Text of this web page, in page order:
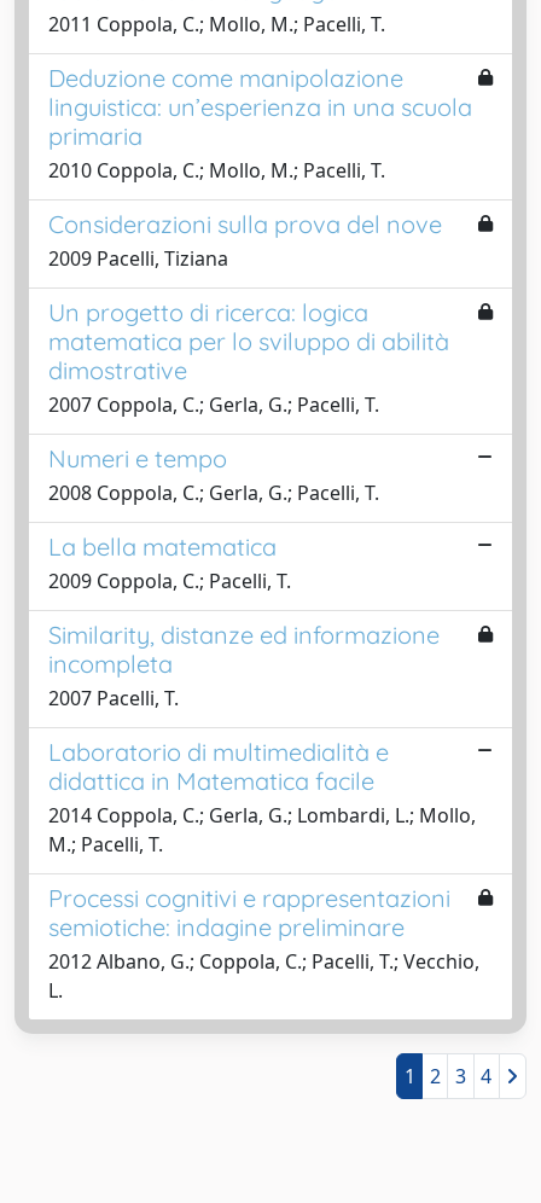
2011 Coppola, C.; Mollo, M.; Pacelli, T.
Deduzione come manipolazione
linguistica: un’esperienza in una scuola
primaria
2010 Coppola, C.; Mollo, M.; Pacelli, T.
Considerazioni sulla prova del nove
2009 Pacelli, Tiziana
Un progetto di ricerca: logica
matematica per lo sviluppo di abilità
dimostrative
2007 Coppola, C.; Gerla, G.; Pacelli, T.
Numeri e tempo
2008 Coppola, C.; Gerla, G.; Pacelli, T.
La bella matematica
2009 Coppola, C.; Pacelli, T.
Similarity, distanze ed informazione
incompleta
2007 Pacelli, T.
Laboratorio di multimedialità e
didattica in Matematica facile
2014 Coppola, C.; Gerla, G.; Lombardi, L.; Mollo,
M.; Pacelli, T.
Processi cognitivi e rappresentazioni
semiotiche: indagine preliminare
2012 Albano, G.; Coppola, C.; Pacelli, T.; Vecchio,
L.
1 2 3 4